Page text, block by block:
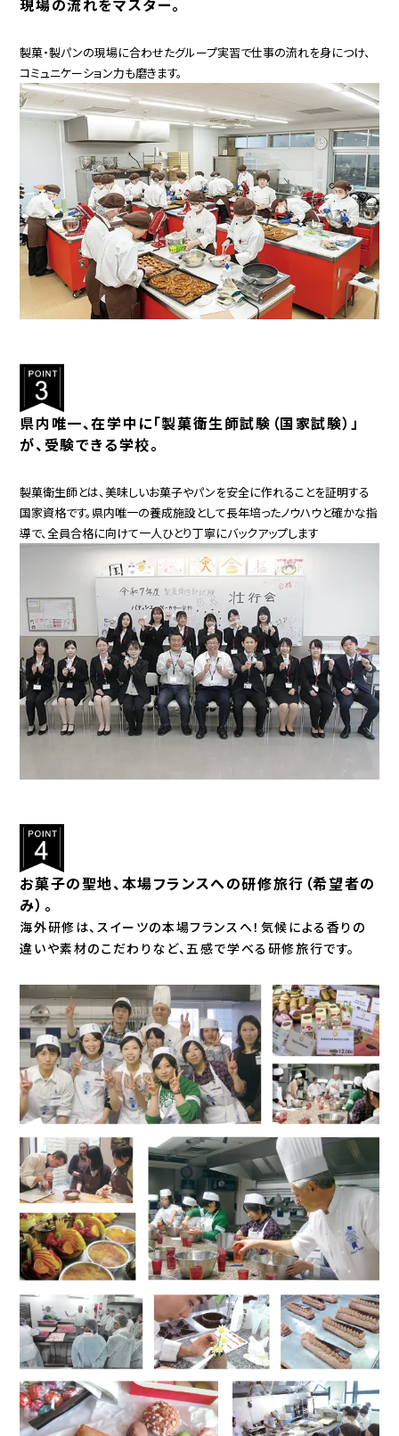
現場の流れをマスター。
製菓・製パンの現場に合わせたグループ実習で仕事の流れを身につけ、
コミュニケーション力も磨きます。
県内唯一、在学中に「製菓衛生師試験（国家試験）」
が、受験できる学校。
製菓衛生師とは、美味しいお菓子やパンを安全に作れることを証明する
国家資格です。県内唯一の養成施設として長年培ったノウハウと確かな指
導で、全員合格に向けて一人ひとり丁寧にバックアップします
お菓子の聖地、本場フランスへの研修旅行（希望者の
み）。
海外研修は、スイーツの本場フランスへ！気候による香りの
違いや素材のこだわりなど、五感で学べる研修旅行です。